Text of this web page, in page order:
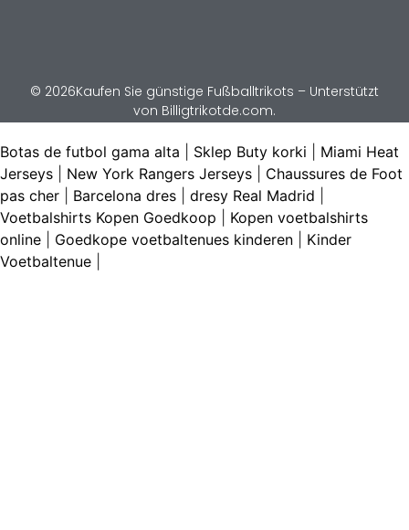
© 2026Kaufen Sie günstige Fußballtrikots – Unterstützt
von Billigtrikotde.com.
Botas de futbol gama alta Sklep Buty korki
Miami Heat
Jerseys
New York Rangers Jerseys
Chaussures de Foot
pas cher
Barcelona dres dresy Real Madrid
Voetbalshirts Kopen Goedkoop
Kopen voetbalshirts
online
Goedkope voetbaltenues kinderen
Kinder
Voetbaltenue